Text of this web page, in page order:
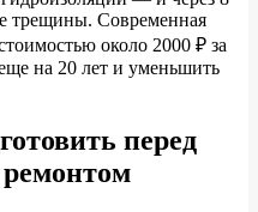
трещины. Современная
около 2000 ₽ за
на 20 лет и уменьшить
перед